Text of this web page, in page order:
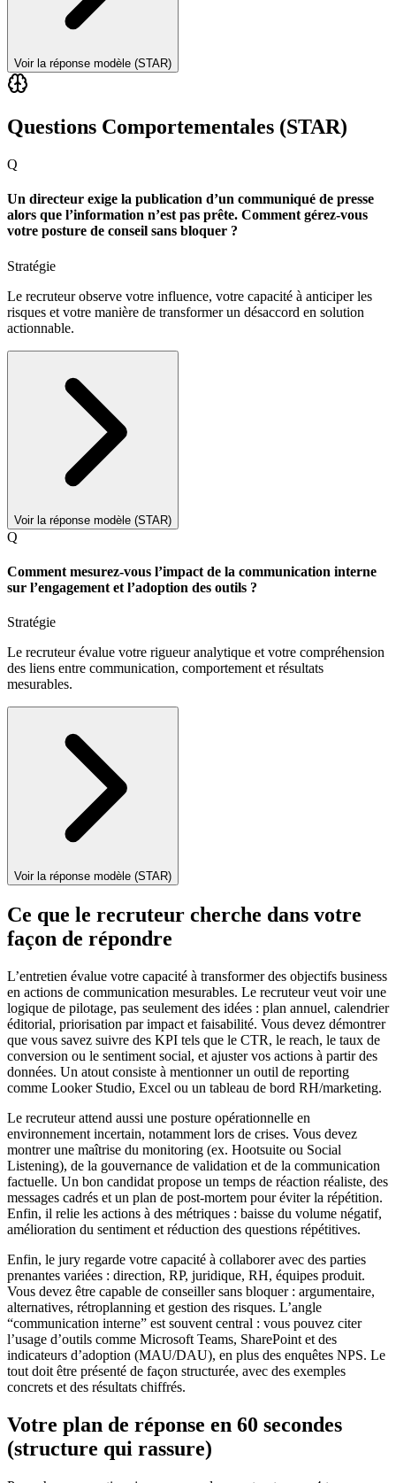
Voir la réponse modèle (STAR)
Questions Comportementales (STAR)
Q
Un directeur exige la publication d’un communiqué de presse
alors que l’information n’est pas prête. Comment gérez-vous
votre posture de conseil sans bloquer ?
Stratégie
Le recruteur observe votre influence, votre capacité à anticiper les
risques et votre manière de transformer un désaccord en solution
actionnable.
Voir la réponse modèle (STAR)
Q
Comment mesurez-vous l’impact de la communication interne
sur l’engagement et l’adoption des outils ?
Stratégie
Le recruteur évalue votre rigueur analytique et votre compréhension
des liens entre communication, comportement et résultats
mesurables.
Voir la réponse modèle (STAR)
Ce que le recruteur cherche dans votre
façon de répondre
L’entretien évalue votre capacité à transformer des objectifs business
en actions de communication mesurables. Le recruteur veut voir une
logique de pilotage, pas seulement des idées : plan annuel, calendrier
éditorial, priorisation par impact et faisabilité. Vous devez démontrer
que vous savez suivre des KPI tels que le CTR, le reach, le taux de
conversion ou le sentiment social, et ajuster vos actions à partir des
données. Un atout consiste à mentionner un outil de reporting
comme Looker Studio, Excel ou un tableau de bord RH/marketing.
Le recruteur attend aussi une posture opérationnelle en
environnement incertain, notamment lors de crises. Vous devez
montrer une maîtrise du monitoring (ex. Hootsuite ou Social
Listening), de la gouvernance de validation et de la communication
factuelle. Un bon candidat propose un temps de réaction réaliste, des
messages cadrés et un plan de post-mortem pour éviter la répétition.
Enfin, il relie les actions à des métriques : baisse du volume négatif,
amélioration du sentiment et réduction des questions répétitives.
Enfin, le jury regarde votre capacité à collaborer avec des parties
prenantes variées : direction, RP, juridique, RH, équipes produit.
Vous devez être capable de conseiller sans bloquer : argumentaire,
alternatives, rétroplanning et gestion des risques. L’angle
“communication interne” est souvent central : vous pouvez citer
l’usage d’outils comme Microsoft Teams, SharePoint et des
indicateurs d’adoption (MAU/DAU), en plus des enquêtes NPS. Le
tout doit être présenté de façon structurée, avec des exemples
concrets et des résultats chiffrés.
Votre plan de réponse en 60 secondes
(structure qui rassure)